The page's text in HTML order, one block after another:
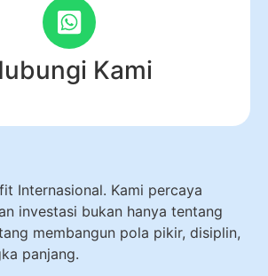
Kami
Internasional. Kami percaya
investasi bukan hanya tentang
membangun pola pikir, disiplin,
panjang.